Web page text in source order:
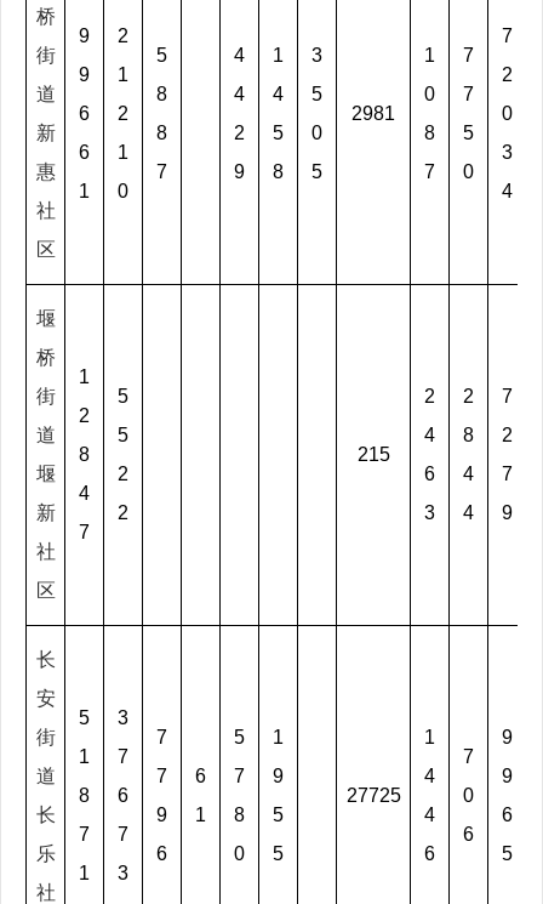
桥
街
道
新
惠
社
区
9
9
6
6
1
2
1
2
1
0
5
8
8
7
4
4
2
9
1
4
5
8
3
5
0
5
2981
1
0
8
7
7
7
5
0
7
2
0
3
4
堰
桥
街
道
堰
新
社
区
1
2
8
4
7
5
5
2
2
215
2
4
6
3
2
8
4
4
7
2
7
9
长
安
街
道
长
乐
社
5
1
8
7
1
3
7
6
7
3
7
7
9
6
6
1
5
7
8
0
1
9
5
5
27725
1
4
4
6
7
0
6
9
9
6
5